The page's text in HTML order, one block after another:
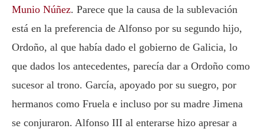
Munio Núñez. Parece que la causa de la sublevación
está en la preferencia de Alfonso por su segundo hijo,
Ordoño, al que había dado el gobierno de Galicia, lo
que dados los antecedentes, parecía dar a Ordoño como
sucesor al trono. García, apoyado por su suegro, por
hermanos como Fruela e incluso por su madre Jimena
se conjuraron. Alfonso III al enterarse hizo apresar a